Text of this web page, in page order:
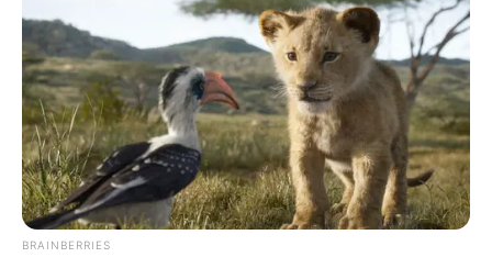
ดวงชะตาของชาวราศี (ผู้ที่เกิดระหว่างวันที่ ) ประจำเดือน
พยากรณ์ดวงชะตา ชาวราศี โดยการดูดวง
ไพ่ยิปซีกับ
อาจารย์ คฑา (คำทำนายในช่วงเวลา เดือน )
BRAINBERRIES